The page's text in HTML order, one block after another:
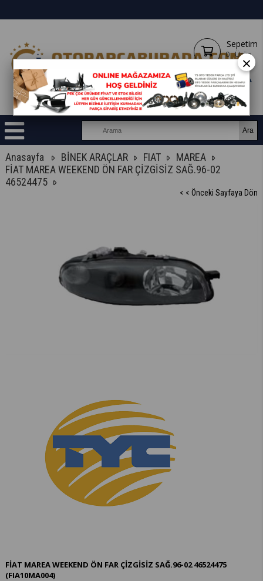
Sepetim
0 Ürün
Anasayfa BİNEK ARAÇLAR FIAT
MAREA
FİAT MAREA WEEKEND ÖN FAR ÇİZGİSİZ SAĞ.96-02
46524475
< < Önceki Sayfaya Dön
FİAT MAREA WEEKEND ÖN FAR ÇİZGİSİZ SAĞ.96-02 46524475
(FIA10MA004)
×